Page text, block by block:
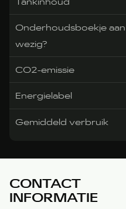
Onderhoudsboekje aan
wezig?
CO2-emissie
Energielabel
Gemiddeld verbruik
CONTACT
INFORMATIE